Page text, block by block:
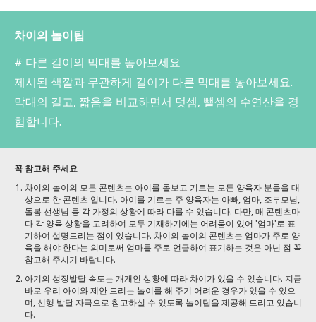
차이의 놀이팁
# 다른 길이의 막대를 놓아보세요
제시된 색깔과 무관하게 길이가 다른 막대를 놓아보세요.
막대의 길고, 짧음을 비교하면서 덧셈, 뺄셈의 수연산을 경
험합니다.
꼭 참고해 주세요
차이의 놀이의 모든 콘텐츠는 아이를 돌보고 기르는 모든 양육자 분들을 대
상으로 한 콘텐츠 입니다. 아이를 기르는 주 양육자는 아빠, 엄마, 조부모님,
돌봄 선생님 등 각 가정의 상황에 따라 다를 수 있습니다. 다만, 매 콘텐츠마
다 각 양육 상황을 고려하여 모두 기재하기에는 어려움이 있어 '엄마'로 표
기하여 설명드리는 점이 있습니다. 차이의 놀이의 콘텐츠는 엄마가 주로 양
육을 해야 한다는 의미로써 엄마를 주로 언급하여 표기하는 것은 아닌 점 꼭
참고해 주시기 바랍니다.
아기의 성장발달 속도는 개개인 상황에 따라 차이가 있을 수 있습니다. 지금
바로 우리 아이와 제안 드리는 놀이를 해 주기 어려운 경우가 있을 수 있으
며, 선행 발달 자극으로 참고하실 수 있도록 놀이팁을 제공해 드리고 있습니
다.